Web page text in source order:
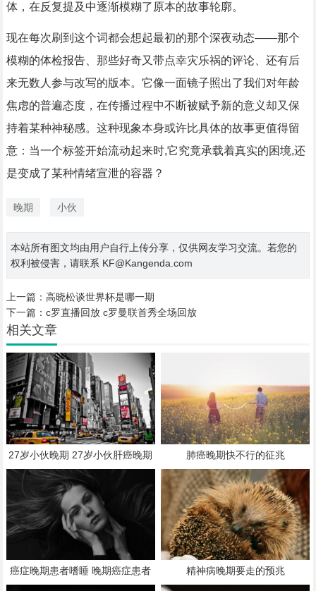
体，在反复提及中逐渐模糊了原本的故事轮廓。
现在每次刷到这个词都会想起最初的那个深夜动态——那个
模糊的体检报告、那些好奇又带点幸灾乐祸的评论、还有后
来无数人参与改写的版本。它像一面镜子照出了我们对年龄
焦虑的普遍态度，在传播过程中不断被赋予新的意义却又保
持着某种神秘感。这种现象本身或许比具体的故事更值得留
意：当一个标签开始流动起来时,它究竟承载着真实的困境,还
是变成了某种情绪宣泄的容器？
晚期 小伙
本站所有图文均由用户自行上传分享，仅供网友学习交流。若您的
权利被侵害，请联系 KF@Kangenda.com
上一篇： 高晓松谈世界杯是哪一期
下一篇： c罗直播回放 c罗曼联首秀全场回放
相关文章
27岁小伙晚期 27岁小伙肝癌晚期 肺癌晚期快不行的征兆
癌症晚期患者嗜睡 晚期癌症患者
如何治疗
精神病晚期要走的预兆